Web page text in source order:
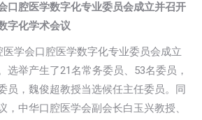
口腔医学数字化专业委员会成立并召开
字化学术会议
学会口腔医学数字化专业委员会成立
选举产生了21名常务委员、53名委员，
员，魏俊超教授当选候任主任委员。同
，中华口腔医学会副会长白玉兴教授、